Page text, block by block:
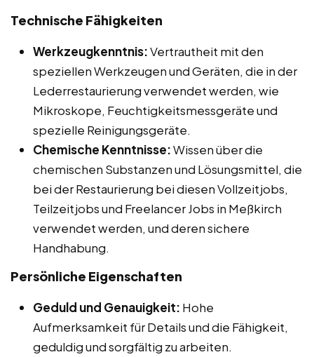
Technische Fähigkeiten
Werkzeugkenntnis:Vertrautheit mit den
speziellen Werkzeugen und Geräten, die in der
Lederrestaurierung verwendet werden, wie
Mikroskope, Feuchtigkeitsmessgeräte und
spezielle Reinigungsgeräte.
Chemische Kenntnisse:Wissen über die
chemischen Substanzen und Lösungsmittel, die
bei der Restaurierung bei diesen Vollzeitjobs,
Teilzeitjobs und Freelancer Jobs in Meßkirch
verwendet werden, und deren sichere
Handhabung.
Persönliche Eigenschaften
Geduld und Genauigkeit: Hohe
Aufmerksamkeit für Details und die Fähigkeit,
geduldig und sorgfältig zu arbeiten.